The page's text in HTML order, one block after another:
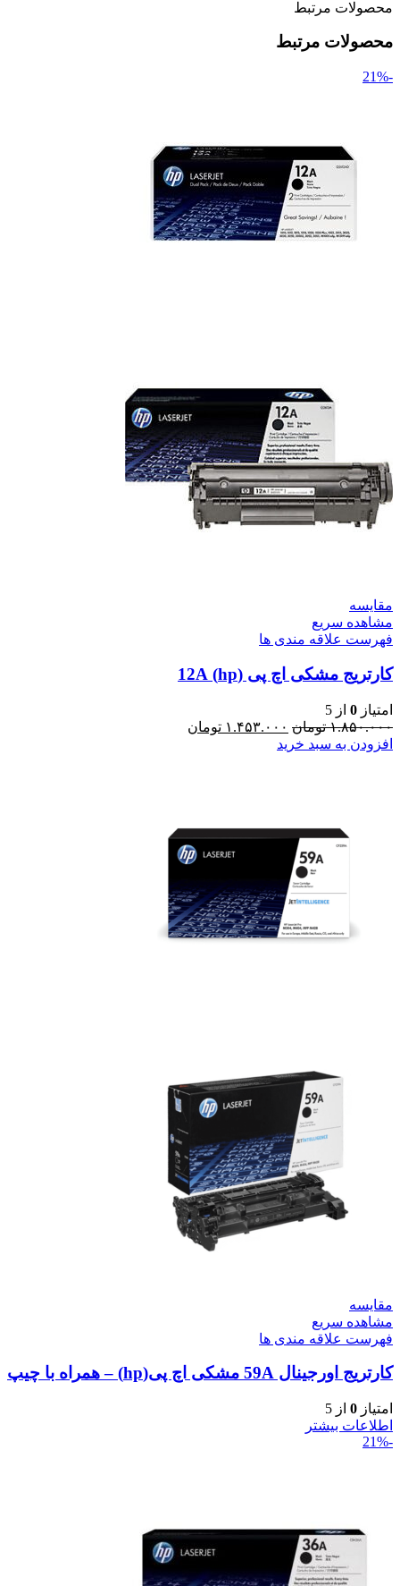
محصولات مرتبط
محصولات مرتبط
-21%
مقایسه
مشاهده سریع
فهرست علاقه مندی ها
کارتریج مشکی اچ پی (hp) 12A
امتیاز 0 از 5
۱.۸۵۰.۰۰۰ تومان ۱.۴۵۳.۰۰۰ تومان
افزودن به سبد خرید
مقایسه
مشاهده سریع
فهرست علاقه مندی ها
کارتریج اورجینال 59A مشکی اچ پی(hp) – همراه با چیپ
امتیاز 0 از 5
اطلاعات بیشتر
-21%